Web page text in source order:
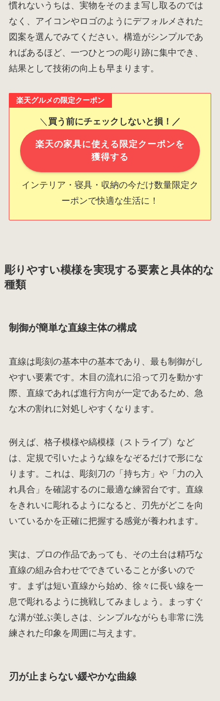
慣れないうちは、実物をそのまま写し取るのでは
なく、アイコンやロゴのようにデフォルメされた
図案を選んでみてください。構造がシンプルであ
ればあるほど、一つひとつの彫り跡に集中でき、
結果として技術の向上も早まります。
楽天グルメの限定クーポン
＼ 買う前にチェックしないと損！／
楽天の家具に使える限定クーポンを
獲得する
インテリア・寝具・収納の今だけ数量限定ク
ーポンで快適な生活に！
彫りやすい模様を実現する要素と具体的な
種類
制御が簡単な直線主体の構成
直線は彫刻の基本中の基本であり、最も制御がし
やすい要素です。木目の流れに沿って刃を動かす
際、直線であれば進行方向が一定であるため、急
な木の割れに対処しやすくなります。
例えば、格子模様や縞模様（ストライプ）など
は、定規で引いたような線をなぞるだけで形にな
ります。これは、彫刻刀の「持ち方」や「力の入
れ具合」を確認するのに最適な練習台です。直線
をきれいに彫れるようになると、刃先がどこを向
いているかを正確に把握する感覚が養われます。
実は、プロの作品であっても、その土台は精巧な
直線の組み合わせでできていることが多いので
す。まずは短い直線から始め、徐々に長い線を一
息で彫れるように挑戦してみましょう。まっすぐ
な溝が並ぶ美しさは、シンプルながらも非常に洗
練された印象を周囲に与えます。
刃が止まらない緩やかな曲線